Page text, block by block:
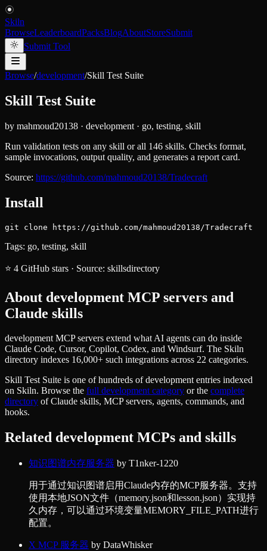
Skiln
BrowseLeaderboardPacksBlogAboutStoreSubmit
Submit Tool
Browse/development/Skill Test Suite
Skill Test Suite
by mahmoud20138 · development · go, testing, skill
Run validation tests on any skill or all 146 skills. Checks format,
sample invocations, output quality, and generates a report card.
Source: https://github.com/mahmoud20138/Tradecraft
Install
git clone https://github.com/mahmoud20138/Tradecraft
Tags: go, testing, skill
⭐ 4 GitHub stars · Source: skillsdirectory
About development MCP servers and
Claude skills
development MCP servers extend what AI agents can do inside
Claude Code, Cursor, Copilot, Codex, and Windsurf. The Skiln
directory indexes 16,000+ such integrations across 22 categories.
Skill Test Suite is one of hundreds ofdevelopmententries indexed
on Skiln. Browse the full developmentcategory or the complete
directory of Claude skills, MCP servers, agents, commands, and
hooks.
Related development MCPs and skills
知识图谱内存服务器 by T1nker-1220
用于通过知识图谱启用Claude内存的MCP服务器。支持
使用本地JSON文件（memory.json和lesson.json）实现持
久内存，可以通过环境变量MEMORY_FILE_PATH进行
配置。
X MCP 服务器 by DataWhisker